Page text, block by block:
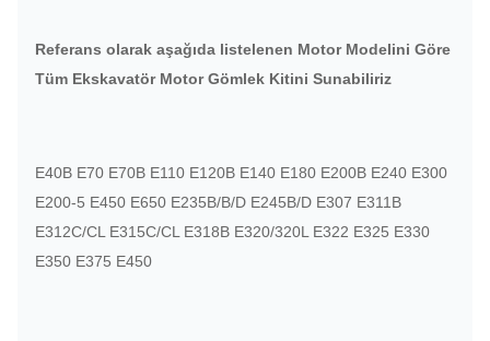
Referans olarak aşağıda listelenen Motor Modelini Göre
Tüm Ekskavatör Motor Gömlek Kitini Sunabiliriz
E40B E70 E70B E110 E120B E140 E180 E200B E240 E300
E200-5 E450 E650 E235B/B/D E245B/D E307 E311B
E312C/CL E315C/CL E318B E320/320L E322 E325 E330
E350 E375 E450